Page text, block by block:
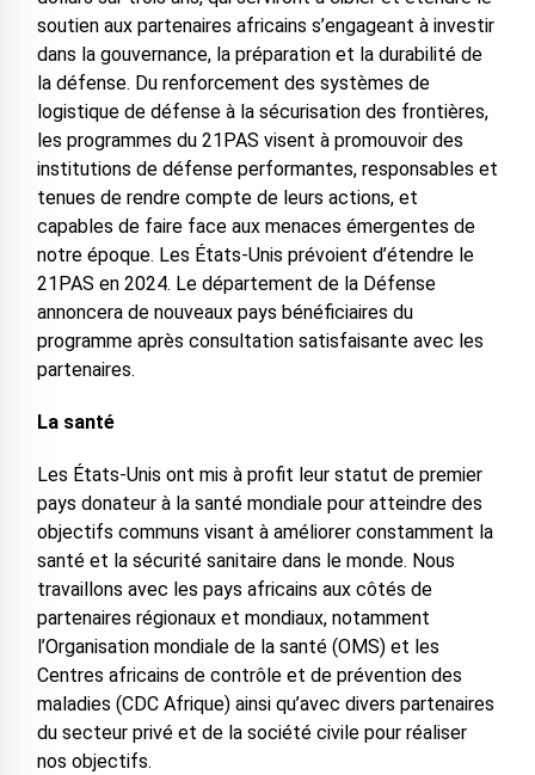
soutien aux partenaires africains s’engageant à investir
dans la gouvernance, la préparation et la durabilité de
la défense. Du renforcement des systèmes de
logistique de défense à la sécurisation des frontières,
les programmes du 21PAS visent à promouvoir des
institutions de défense performantes, responsables et
tenues de rendre compte de leurs actions, et
capables de faire face aux menaces émergentes de
notre époque. Les États-Unis prévoient d’étendre le
21PAS en 2024. Le département de la Défense
annoncera de nouveaux pays bénéficiaires du
programme après consultation satisfaisante avec les
partenaires.
La santé
Les États-Unis ont mis à profit leur statut de premier
pays donateur à la santé mondiale pour atteindre des
objectifs communs visant à améliorer constamment la
santé et la sécurité sanitaire dans le monde. Nous
travaillons avec les pays africains aux côtés de
partenaires régionaux et mondiaux, notamment
l’Organisation mondiale de la santé (OMS) et les
Centres africains de contrôle et de prévention des
maladies (CDC Afrique) ainsi qu’avec divers partenaires
du secteur privé et de la société civile pour réaliser
nos objectifs.